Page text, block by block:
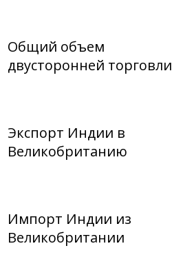
Общий объем
двусторонней торговли
Экспорт Индии в
Великобританию
Импорт Индии из
Великобритании